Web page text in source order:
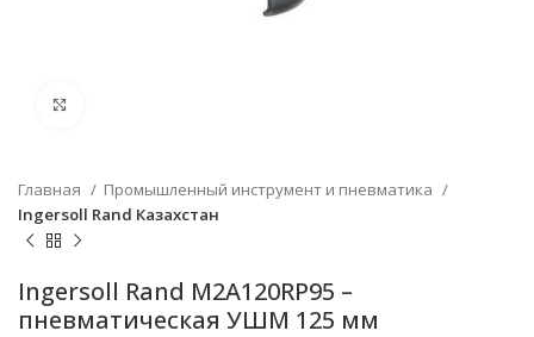
Главная
Промышленный инструмент и пневматика
Ingersoll Rand Казахстан
Ingersoll Rand M2A120RP95 –
пневматическая УШМ 125 мм